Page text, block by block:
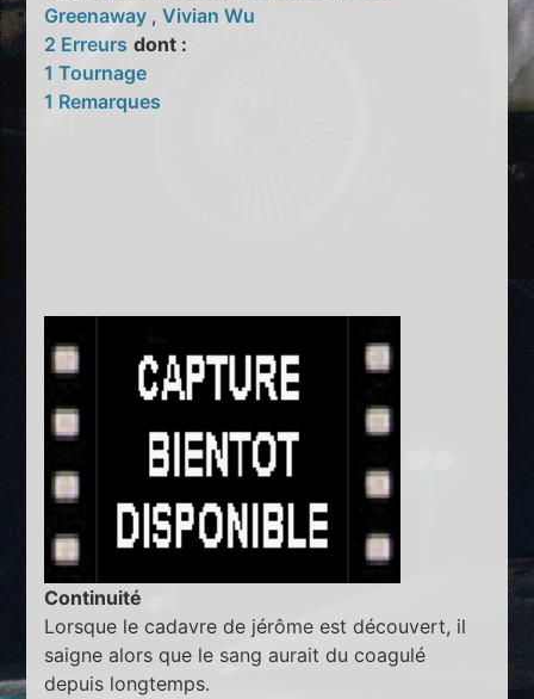
Greenaway ,Vivian Wu
2 Erreurs dont :
1 Tournage
1 Remarques
Continuité
Lorsque le cadavre de jérôme est découvert, il
saigne alors que le sang aurait du coagulé
depuis longtemps.